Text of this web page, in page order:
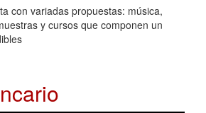
con variadas propuestas: música,
y cursos que componen un